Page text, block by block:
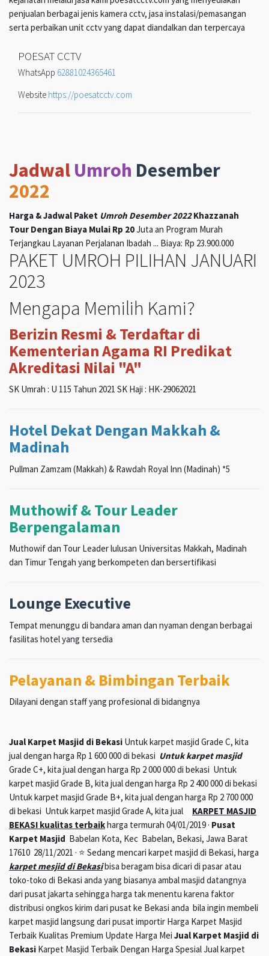
penjualan berbagai jenis kamera cctv, jasa instalasi/pemasangan
serta perbaikan unit cctv yang dapat diandalkan dan terpercaya
POESAT CCTV
WhatsApp 62881024365461
Website https://poesatcctv.com
Jadwal Umroh Desember
2022
Harga & Jadwal Paket Umroh Desember 2022Khazzanah
Tour Dengan Biaya Mulai Rp 20Juta an Program Murah
Terjangkau Layanan Perjalanan Ibadah ... Biaya: Rp 23.900.000
PAKET UMROH PILIHAN JANUARI
2023
Mengapa Memilih Kami?
Berizin Resmi & Terdaftar di
Kementerian Agama RI Predikat
Akreditasi Nilai "A"
SK Umrah : U 115 Tahun 2021 SK Haji : HK-29062021
Hotel Dekat Dengan Makkah &
Madinah
Pullman Zamzam (Makkah) & Rawdah Royal Inn (Madinah) *5
Muthowif & Tour Leader
Berpengalaman
Muthowif dan Tour Leader lulusan Universitas Makkah, Madinah
dan Timur Tengah yang berkompeten dan bersertifikasi
Lounge Executive
Tempat menunggu di bandara aman dan nyaman dengan berbagai
fasilitas hotel yang tersedia
Pelayanan & Bimbingan Terbaik
Dilayani dengan staff yang profesional di bidangnya
Jual Karpet Masjid di Bekasi Untuk karpet masjid Grade C, kita
jual dengan harga Rp 1 600 000 di bekasi Untuk karpet masjid
Grade C+, kita jual dengan harga Rp 2 000 000 di bekasi Untuk
karpet masjid Grade B, kita jual dengan harga Rp 2 400 000 di bekasi
Untuk karpet masjid Grade B+, kita jual dengan harga Rp 2 700 000
di bekasi Untuk karpet masjid Grade A, kita jual KARPET MASJID
BEKASI kualitas terbaikharga termurah 04/01/2019 · Pusat
Karpet Masjid Babelan Kota, Kec Babelan, Bekasi, Jawa Barat
17610 28/11/2021 · ⭐ Sedang mencari karpet masjid di Bekasi, harga
karpet mesjid di Bekasibisa beragam bisa dicari di pasar atau
toko-toko di Bekasi anda yang biasanya ambal masjid datangnya
dari pusat jakarta sehingga harga tak menentu karena faktor
distribusi ongkos kirim dari pusat ke Bekasi anda bila ingin membeli
karpet masjid langsung dari pusat importir Harga Karpet Masjid
Terbaik Kualitas Premium Update Harga Mei Jual Karpet Masjid di
Bekasi Karpet Masjid Terbaik Dengan Harga Spesial Jual karpet